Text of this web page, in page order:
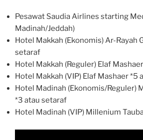
Pesawat Saudia Airlines starting
Madinah/Jeddah)
Hotel Makkah (Ekonomis) Ar-Rayah
setaraf
Hotel Makkah (Reguler) Elaf
Hotel Makkah (VIP) Elaf Mashaer *5
Hotel Madinah (Ekonomis/Reguler)
*3 atau setaraf
Hotel Madinah (VIP) Millenium